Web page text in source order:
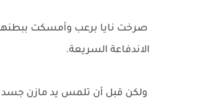
صرخت نايا برعب وأمسكت
الاندفاعة السريعة.
ولكن قبل أن تلمس يد مازن جسد